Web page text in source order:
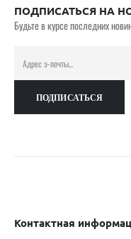
ПОДПИСАТЬСЯ НА
Будьте в курсе последних
Контактная